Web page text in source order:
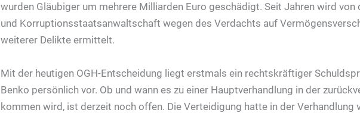
wurden Gläubiger um mehrere Milliarden Euro geschädigt. Seit Jahren wird
und Korruptionsstaatsanwaltschaft wegen des Verdachts auf
weiterer Delikte ermittelt.
Mit der heutigen OGH-Entscheidung liegt erstmals ein rechtskräftiger
Benko persönlich vor. Ob und wann es zu einer Hauptverhandlung in der
kommen wird, ist derzeit noch offen. Die Verteidigung hatte in der Verhandlung